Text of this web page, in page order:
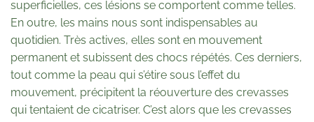
superficielles, ces lésions se comportent comme telles.
En outre, les mains nous sont indispensables au
quotidien. Très actives, elles sont en mouvement
permanent et subissent des chocs répétés. Ces derniers,
tout comme la peau qui s’étire sous l’effet du
mouvement, précipitent la réouverture des crevasses
qui tentaient de cicatriser. C’est alors que les crevasses